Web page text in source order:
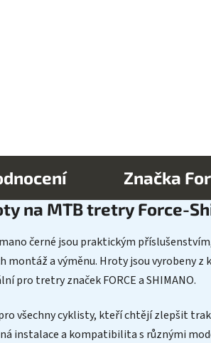
Značka
na MTB tretry Force-
černé jsou praktickým
montáž a výměnu. Hroty jsou vyrobeny
pro tretry značek FORCE a SHIMANO.
všechny cyklisty, kteří chtějí zlepšit
instalace a kompatibilita s různými